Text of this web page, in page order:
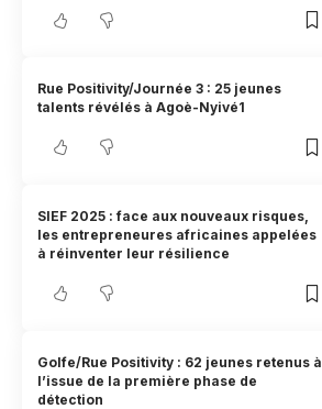
Rue Positivity/Journée 3 : 25 jeunes
talents révélés à Agoè-Nyivé1
SIEF 2025 : face aux nouveaux risques,
les entrepreneures africaines appelées
à réinventer leur résilience
Golfe/Rue Positivity : 62 jeunes retenus à
l’issue de la première phase de
détection